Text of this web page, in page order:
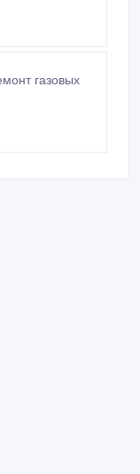
газовых